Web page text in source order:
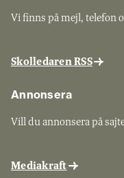
Vi finns på mejl, telefon
Skolledaren RSS
Annonsera
Vill du annonsera på
Mediakraft